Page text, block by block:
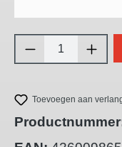
Toevoegen aan